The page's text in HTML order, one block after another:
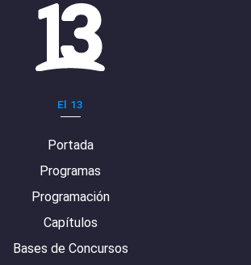
El 13
Portada
Programas
Programación
Capítulos
Bases de Concursos